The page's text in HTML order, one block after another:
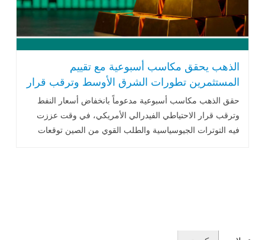
الذهب يحقق مكاسب أسبوعية مع تقييم
المستثمرين تطورات الشرق الأوسط وترقب قرار
الفيدرالي
حقق الذهب مكاسب أسبوعية مدعوماً بانخفاض أسعار النفط
وترقب قرار الاحتياطي الفيدرالي الأمريكي، في وقت عززت
فيه التوترات الجيوسياسية والطلب القوي من الصين توقعات